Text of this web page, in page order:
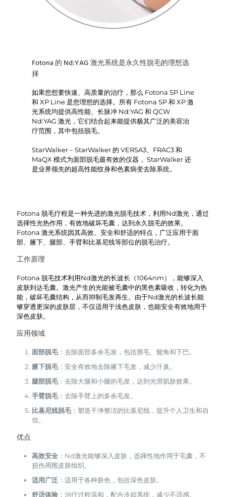
Fotona 的 Nd:YAG 激光系统是永久性脱毛的理想选
择
如果您想要快速、高质量的治疗，那么 Fotona SP Line
和 XP Line 是您理想的选择。所有 Fotona SP 和 XP 激
光系统均提供高性能、长脉冲 Nd:YAG 和 QCW
Nd:YAG 激光，它们结合起来能提供极其广泛的美容治
疗范围，其中包括脱毛。
StarWalker – StarWalker 的 VERSA3、FRAC3 和
MaQX 模式为面部脱毛最有效的仪器， StarWalker 还
是业界领先的超高性能纹身和色素病变去除系统。
Fotona 脱毛疗程是一种先进的激光脱毛技术，利用Nd激光，通过
选择性光热作用，有效地破坏毛囊，达到永久脱毛的效果。
Fotona 激光系统因其高效、安全和舒适的特点，广泛应用于面
部、腋下、腿部、手臂和比基尼线等部位的脱毛治疗。
工作原理
Fotona 脱毛技术利用Nd激光的长波长（1064nm），能够深入
皮肤到达毛囊。激光产生的光能被毛囊中的黑色素吸收，转化为热
能，破坏毛囊结构，从而抑制毛发再生。由于Nd激光的长波长能
够穿透更深的皮肤层，不仅适用于浅色皮肤，也能安全有效地用于
深色皮肤。
应用领域
面部脱毛：去除面部多余毛发，包括唇毛、鬓角和下巴。
腋下脱毛：安全有效地去除腋下毛发，减少汗臭。
腿部脱毛：去除大腿和小腿的毛发，达到光滑肌肤效果。
手臂脱毛：去除手臂上的多余毛发。
比基尼线脱毛：塑造干净整洁的比基尼线，提升个人卫生和自
信。
优点
高效安全 ：Nd激光能够深入皮肤，选择性地作用于毛囊，不
损伤周围皮肤组织。
适用广泛 ：适用于各种肤色，包括深色皮肤。
舒适体验 ：治疗过程温和，配合冷却系统，减少不适感。